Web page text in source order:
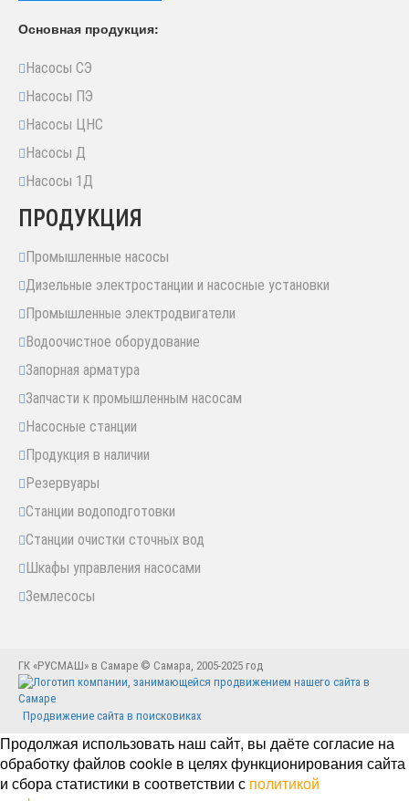
Основная продукция:
Насосы СЭ
Насосы ПЭ
Насосы ЦНС
Насосы Д
Насосы 1Д
ПРОДУКЦИЯ
Промышленные насосы
Дизельные электростанции и насосные установки
Промышленные электродвигатели
Водоочистное оборудование
Запорная арматура
Запчасти к промышленным насосам
Насосные станции
Продукция в наличии
Резервуары
Станции водоподготовки
Станции очистки сточных вод
Шкафы управления насосами
Землесосы
ГК «РУСМАШ» в Самаре © Самара, 2005-2025 год
Продвижение сайта в поисковиках
Продолжая использовать наш сайт, вы даёте согласие на
обработку файлов cookie в целях функционирования сайта
и сбора статистики в соответствии с политикой